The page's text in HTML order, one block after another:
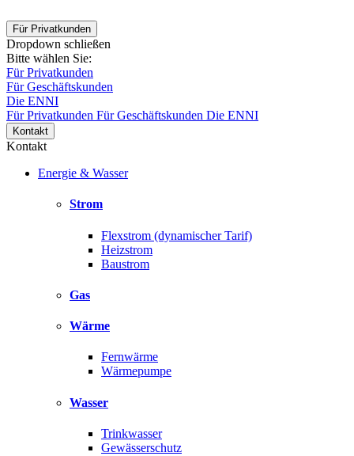
Für Privatkunden
Dropdown schließen
Bitte wählen Sie:
Für Privatkunden
Für Geschäftskunden
Die ENNI
Für Privatkunden Für Geschäftskunden Die ENNI
Kontakt
Kontakt
Energie & Wasser
Strom
Flexstrom (dynamischer Tarif)
Heizstrom
Baustrom
Gas
Wärme
Fernwärme
Wärmepumpe
Wasser
Trinkwasser
Gewässerschutz